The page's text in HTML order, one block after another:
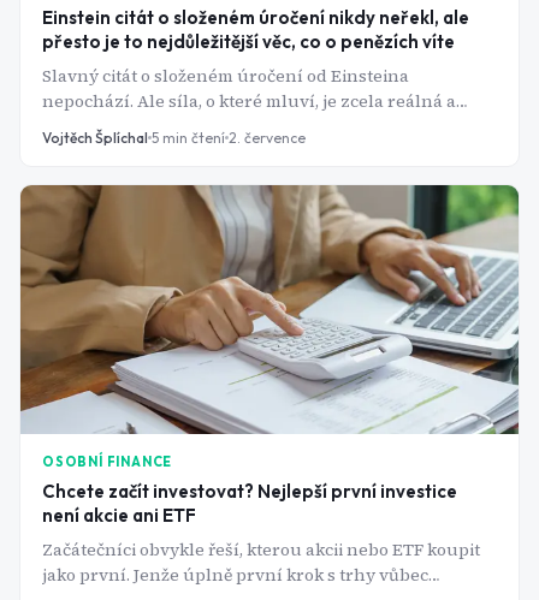
Einstein citát o složeném úročení nikdy neřekl, ale
přesto je to nejdůležitější věc, co o penězích víte
Slavný citát o složeném úročení od Einsteina
nepochází. Ale síla, o které mluví, je zcela reálná a
rozhoduje o tom, jestli budete mít na důchod dost, nebo
ne.
Vojtěch Šplíchal 5 min čtení 2. července
OSOBNÍ FINANCE
Chcete začít investovat? Nejlepší první investice
není akcie ani ETF
Začátečníci obvykle řeší, kterou akcii nebo ETF koupit
jako první. Jenže úplně první krok s trhy vůbec